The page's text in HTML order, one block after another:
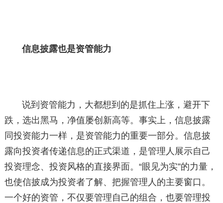
信息披露也是资管能力
说到资管能力，大都想到的是抓住上涨，避开下
跌，选出黑马，净值屡创新高等。事实上，信息披露
同投资能力一样，是资管能力的重要一部分。信息披
露向投资者传递信息的正式渠道，是管理人展示自己
投资理念、投资风格的直接界面。“眼见为实”的力量，
也使信披成为投资者了解、把握管理人的主要窗口。
一个好的资管，不仅要管理自己的组合，也要管理投